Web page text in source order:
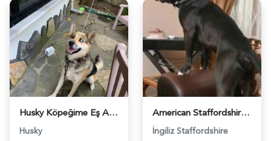
Husky Köpeğime Eş Arıyorum - 4502
Husky
American Staffordshire Oğluma Güzel Bir Eş Arıyoruz - 5451
İngiliz Staffordshire